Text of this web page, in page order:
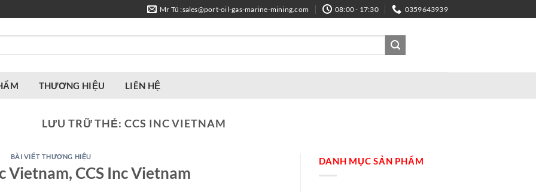
Mr Tú :sales@port-oil-gas-marine-mining.com 08:00 - 17:30 0359643939
THƯƠNG HIỆU LIÊN HỆ
LƯU TRỮ THẺ:CCS INC VIETNAM
BÀI VIẾT THƯƠNG HIỆU
Vietnam, CCS Inc Vietnam
DANH MỤC SẢN PHẨM